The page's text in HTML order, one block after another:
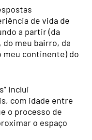
de vida de
a partir (da
do meu bairro, da
meu continente) do
inclui
com idade entre
o processo de
o espaço